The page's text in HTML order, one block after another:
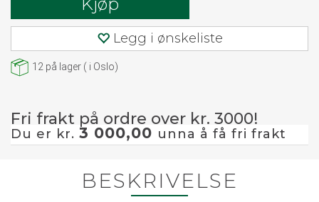
Legg i ønskeliste
12 på lager ( i Oslo)
Fri frakt på ordre over kr. 3000!
Du er kr. 3 000,00 unna å få fri frakt
BESKRIVELSE